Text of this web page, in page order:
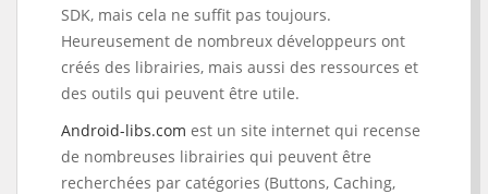
SDK, mais cela ne suffit pas toujours.
Heureusement de nombreux développeurs ont
créés des librairies, mais aussi des ressources et
des outils qui peuvent être utile.
Android-libs.com est un site internet qui recense
de nombreuses librairies qui peuvent être
recherchées par catégories (Buttons, Caching,